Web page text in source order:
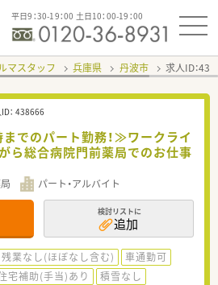
平日9：30-19：00 土日10：00-19：00
マスタッフ 兵庫県 丹波市 求人ID：
： 438666
までのパート勤務！≫ワークライ
ら総合病院門前薬局でのお仕事
パート・アルバイト
検討リストに
追加
残業なし(ほぼなし含む)
車通勤可
宅補助(手当)あり
積雪なし